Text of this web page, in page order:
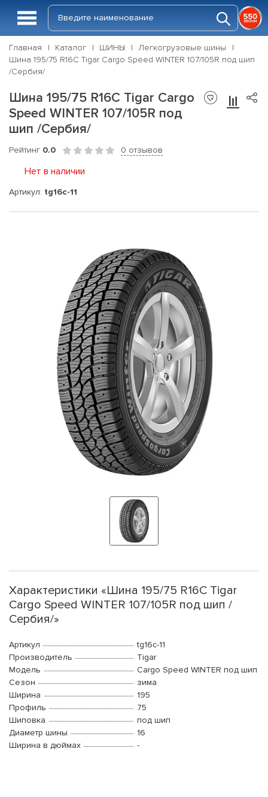
Главная Каталог ШИНЫ
Легкогрузовые шины
Шина 195/75 R16C Tigar Cargo Speed WINTER 107/105R под шип
/Сербия/
Шина 195/75 R16C Tigar Cargo
Speed WINTER 107/105R под
шип /Сербия/
Рейтинг 0.0 0 отзывов
Нет в наличии
Артикул: tg16c-11
Характеристики «Шина 195/75 R16C Tigar
Cargo Speed WINTER 107/105R под шип /
Сербия/»
Артикул
tg16c-11
Производитель
Tigar
Модель
Cargo Speed WINTER под шип
Сезон
зима
Ширина
195
Профиль
75
Шиповка
под шип
Диаметр шины
16
Ширина в дюймах
-